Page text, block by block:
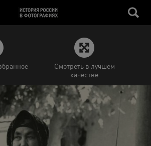
Смотреть в лучшем
качестве